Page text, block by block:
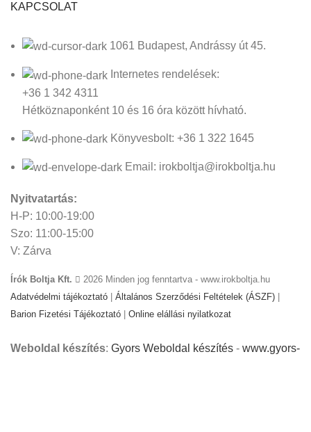
KAPCSOLAT
1061 Budapest, Andrássy út 45.
Internetes rendelések:
+36 1 342 4311
Hétköznaponként 10 és 16 óra között hívható.
Könyvesbolt: +36 1 322 1645
Email: irokboltja@irokboltja.hu
Nyitvatartás:
H-P: 10:00-19:00
Szo: 11:00-15:00
V: Zárva
Írók Boltja Kft.
2026 Minden jog fenntartva - www.irokboltja.hu
Adatvédelmi tájékoztató
Általános Szerződési Feltételek (ÁSZF)
Barion Fizetési Tájékoztató
Online elállási nyilatkozat
Weboldal készítés: Gyors Weboldal készítés - www.gyors-